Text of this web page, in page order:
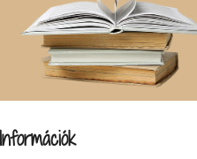
Információk